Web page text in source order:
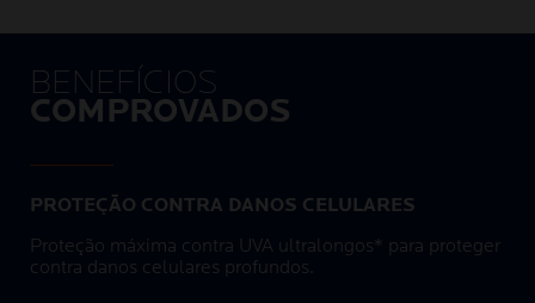
BENEFÍCIOS
COMPROVADOS
PROTEÇÃO CONTRA DANOS CELULARES
Proteção máxima contra UVA ultralongos* para proteger
contra danos celulares profundos.